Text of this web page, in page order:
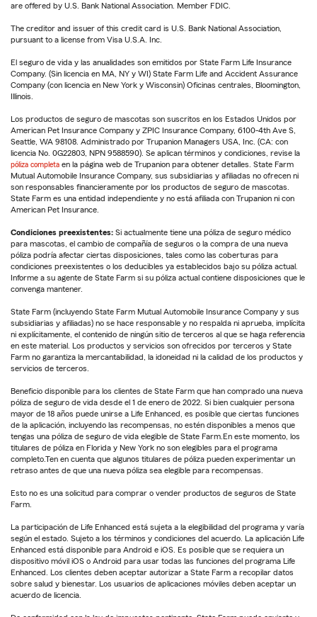
are offered by U.S. Bank National Association. Member FDIC.
The creditor and issuer of this credit card is U.S. Bank National Association,
pursuant to a license from Visa U.S.A. Inc.
El seguro de vida y las anualidades son emitidos por State Farm Life Insurance
Company. (Sin licencia en MA, NY y WI) State Farm Life and Accident Assurance
Company (con licencia en New York y Wisconsin) Oficinas centrales, Bloomington,
Illinois.
Los productos de seguro de mascotas son suscritos en los Estados Unidos por
American Pet Insurance Company y ZPIC Insurance Company, 6100-4th Ave S,
Seattle, WA 98108. Administrado por Trupanion Managers USA, Inc. (CA: con
licencia No. 0G22803, NPN 9588590). Se aplican términos y condiciones, revise la
póliza completa en la página web de Trupanion para obtener detalles. State Farm
Mutual Automobile Insurance Company, sus subsidiarias y afiliadas no ofrecen ni
son responsables financieramente por los productos de seguro de mascotas.
State Farm es una entidad independiente y no está afiliada con Trupanion ni con
American Pet Insurance.
Condiciones preexistentes: Si actualmente tiene una póliza de seguro médico
para mascotas, el cambio de compañía de seguros o la compra de una nueva
póliza podría afectar ciertas disposiciones, tales como las coberturas para
condiciones preexistentes o los deducibles ya establecidos bajo su póliza actual.
Informe a su agente de State Farm si su póliza actual contiene disposiciones que le
convenga mantener.
State Farm (incluyendo State Farm Mutual Automobile Insurance Company y sus
subsidiarias y afiliadas) no se hace responsable y no respalda ni aprueba, implícita
ni explícitamente, el contenido de ningún sitio de terceros al que se haga referencia
en este material. Los productos y servicios son ofrecidos por terceros y State
Farm no garantiza la mercantabilidad, la idoneidad ni la calidad de los productos y
servicios de terceros.
Beneficio disponible para los clientes de State Farm que han comprado una nueva
póliza de seguro de vida desde el 1 de enero de 2022. Si bien cualquier persona
mayor de 18 años puede unirse a Life Enhanced, es posible que ciertas funciones
de la aplicación, incluyendo las recompensas, no estén disponibles a menos que
tengas una póliza de seguro de vida elegible de State Farm.En este momento, los
titulares de póliza en Florida y New York no son elegibles para el programa
completo.Ten en cuenta que algunos titulares de póliza pueden experimentar un
retraso antes de que una nueva póliza sea elegible para recompensas.
Esto no es una solicitud para comprar o vender productos de seguros de State
Farm.
La participación de Life Enhanced está sujeta a la elegibilidad del programa y varía
según el estado. Sujeto a los términos y condiciones del acuerdo. La aplicación Life
Enhanced está disponible para Android e iOS. Es posible que se requiera un
dispositivo móvil iOS o Android para usar todas las funciones del programa Life
Enhanced. Los clientes deben aceptar autorizar a State Farm a recopilar datos
sobre salud y bienestar. Los usuarios de aplicaciones móviles deben aceptar un
acuerdo de licencia.